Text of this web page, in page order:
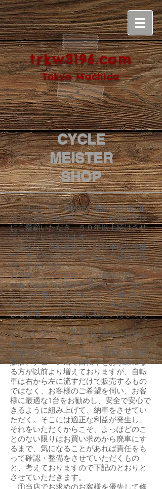
trkw3196.com
Tokyo Machida
CYCLE
MEISTER
SHOP
当店は、東京都町田市北部の鶴川団地
近くの自転車販売店ですが、近隣の皆様
にご愛顧いただき、５０年以上続けさせ
ていただいております。
当店は、自転車技士・自転車安全整備
士・サイクルマイスターなどの資格を取
得しております。
お客様にとって生活の足、趣味の乗り物
である自転車は安全が第一であり、安心
してご利用いただけるよう、新車はもち
ろんのこと、リサイクル車も有資格者に
よる整備・点検を実施し販売いたしてお
ります。
したがいまして、安売りは致しておりま
せんのでご了承ください。
安売りのインターネット通販や家電量
販店、チェーン店で自転車をお求めにな
る方が以前より増えておりますが、自転
車は右から左に流すだけで販売するもの
ではなく、お客様のご希望を伺い、お客
様に最適な1台をお勧めし、安全で安心で
きるように組み上げて、納車をさせてい
ただく。そこには適正な利益が発生し、
それをいただくからこそ、よっぽどのこ
とのない限りはお買い求めから廃車にす
るまで、気になることがあれば責任をも
って確認・整備をさせていただくもの
と、考えておりますので下記のとおりと
させていただきます。